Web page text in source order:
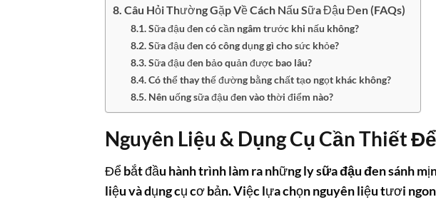
Câu Hỏi Thường Gặp Về Cách Nấu Sữa Đậu Đen (FAQs)
Sữa đậu đen có cần ngâm trước khi nấu không?
Sữa đậu đen có công dụng gì cho sức khỏe?
Sữa đậu đen bảo quản được bao lâu?
Có thể thay thế đường bằng chất tạo ngọt khác không?
Nên uống sữa đậu đen vào thời điểm nào?
Nguyên Liệu & Dụng Cụ Cần Thiết
Để bắt đầu hành trình làm ra những lysữa đậu đensánh
liệu và dụng cụ cơ bản. Việc lựa chọn nguyên liệu tươi